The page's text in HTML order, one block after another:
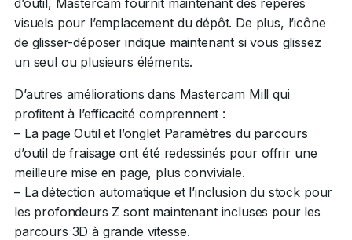
d’outil, Mastercam fournit maintenant des repères
visuels pour l’emplacement du dépôt. De plus, l’icône
de glisser-déposer indique maintenant si vous glissez
un seul ou plusieurs éléments.
D’autres améliorations dans Mastercam Mill qui
profitent à l’efficacité comprennent :
– La page Outil et l’onglet Paramètres du parcours
d’outil de fraisage ont été redessinés pour offrir une
meilleure mise en page, plus conviviale.
– La détection automatique et l’inclusion du stock pour
les profondeurs Z sont maintenant incluses pour les
parcours 3D à grande vitesse.